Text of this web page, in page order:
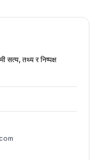
सत्य, तथ्य र निष्पक्ष